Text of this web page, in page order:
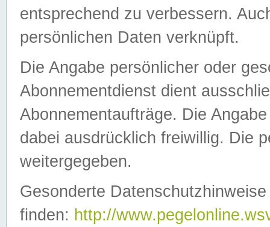
entsprechend zu verbessern.
persönlichen Daten verknüpft.
Die Angabe persönlicher oder
Abonnementdienst dient
Abonnementaufträge. Die
dabei ausdrücklich freiwillig. Die
weitergegeben.
Gesonderte
finden: http://